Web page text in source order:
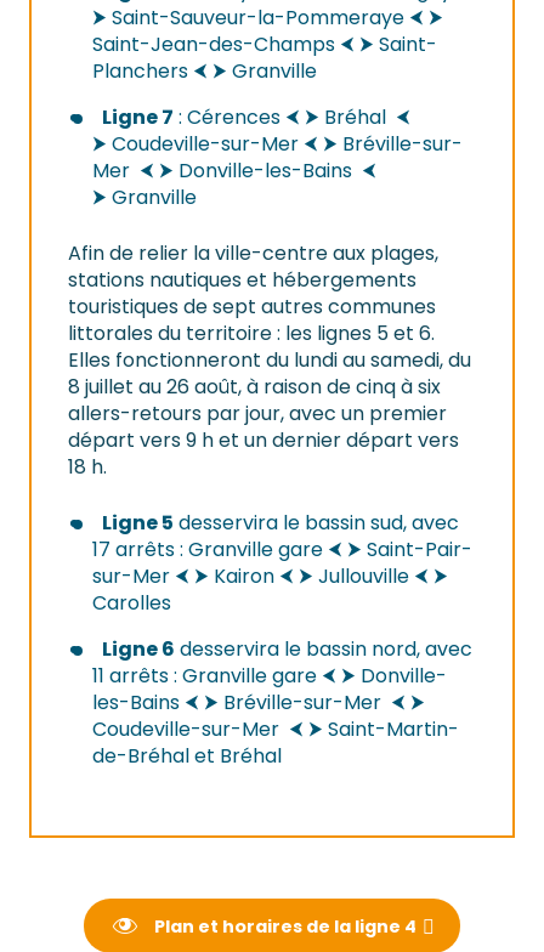
⮞ Saint-Sauveur-la-Pommeraye ⮜ ⮞
Saint-Jean-des-Champs ⮜ ⮞ Saint-
Planchers ⮜ ⮞ Granville
Ligne 7 : Cérences ⮜ ⮞ Bréhal ⮜
⮞ Coudeville-sur-Mer ⮜ ⮞ Bréville-sur-
Mer ⮜ ⮞ Donville-les-Bains ⮜
⮞ Granville
Afin de relier la ville-centre aux plages,
stations nautiques et hébergements
touristiques de sept autres communes
littorales du territoire : les lignes 5 et 6.
Elles fonctionneront du lundi au samedi, du
8 juillet au 26 août, à raison de cinq à six
allers-retours par jour, avec un premier
départ vers 9 h et un dernier départ vers
18 h.
Ligne 5 desservira le bassin sud, avec
17 arrêts : Granville gare ⮜ ⮞ Saint-Pair-
sur-Mer ⮜ ⮞ Kairon ⮜ ⮞ Jullouville ⮜ ⮞
Carolles
Ligne 6 desservira le bassin nord, avec
11 arrêts : Granville gare ⮜ ⮞ Donville-
les-Bains ⮜ ⮞ Bréville-sur-Mer ⮜ ⮞
Coudeville-sur-Mer ⮜ ⮞ Saint-Martin-
de-Bréhal et Bréhal
Plan et horaires de la ligne 4